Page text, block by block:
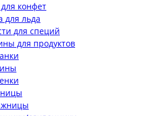
конфет
для льда
для специй
для продуктов